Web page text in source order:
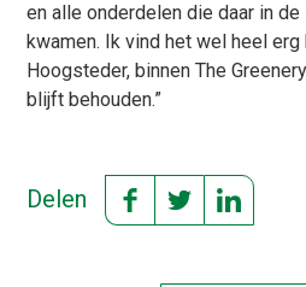
en alle onderdelen die daar in
kwamen. Ik vind het wel heel
Hoogsteder, binnen The
blijft behouden.”
Delen